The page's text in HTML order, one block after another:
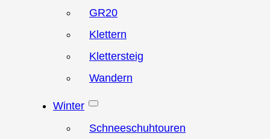
GR20
Klettern
Klettersteig
Wandern
Winter
Schneeschuhtouren